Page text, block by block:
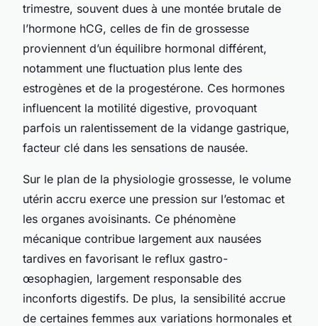
trimestre, souvent dues à une montée brutale de
l’hormone hCG, celles de fin de grossesse
proviennent d’un équilibre hormonal différent,
notamment une fluctuation plus lente des
estrogènes et de la progestérone. Ces hormones
influencent la motilité digestive, provoquant
parfois un ralentissement de la vidange gastrique,
facteur clé dans les sensations de nausée.
Sur le plan de la physiologie grossesse, le volume
utérin accru exerce une pression sur l’estomac et
les organes avoisinants. Ce phénomène
mécanique contribue largement aux nausées
tardives en favorisant le reflux gastro-
œsophagien, largement responsable des
inconforts digestifs. De plus, la sensibilité accrue
de certaines femmes aux variations hormonales et